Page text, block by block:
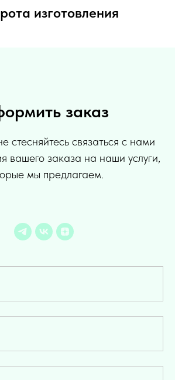
изготовления
заказ
стесняйтесь связаться с нами
вашего заказа на наши услуги,
мы предлагаем.